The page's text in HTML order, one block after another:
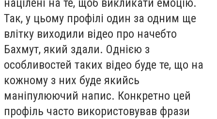
націлені на те, щоб викликати емоцію.
Так, у цьому профілі один за одним ще
влітку виходили відео про начебто
Бахмут, який здали. Однією з
особливостей таких відео буде те, що на
кожному з них буде якийсь
маніпулюючий напис. Конкретно цей
профіль часто використовував фрази